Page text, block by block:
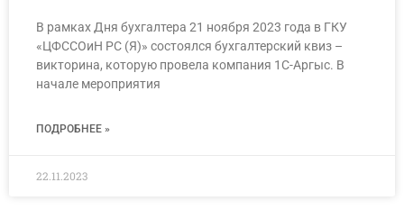
В рамках Дня бухгалтера 21 ноября 2023 года в ГКУ
«ЦФССОиН РС (Я)» состоялся бухгалтерский квиз –
викторина, которую провела компания 1С-Аргыс. В
начале мероприятия
ПОДРОБНЕЕ »
22.11.2023